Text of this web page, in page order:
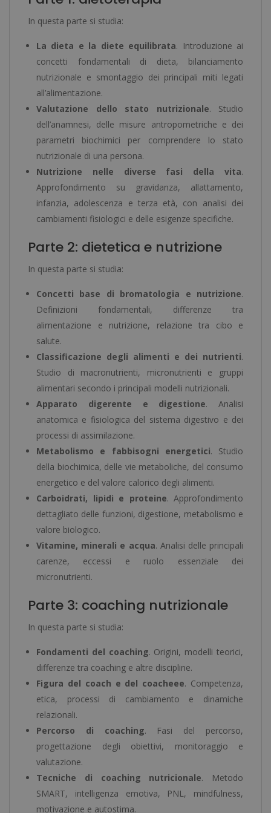
In questa parte si studia:
La dieta e la diete equilibrata. Introduzione ai
concetti fondamentali di dieta, bilanciamento
nutrizionale e smontaggio dei principali miti legati
all’alimentazione.
Valutazione dello stato nutrizionale. Studio
dell’anamnesi, delle misure antropometriche e dei
parametri biochimici per comprendere lo stato
nutrizionale di una persona.
Nutrizione nelle diverse fasi della vita.
Approfondimento su gravidanza, allattamento,
infanzia, adolescenza e terza età, con analisi dei
cambiamenti fisiologici e delle esigenze specifiche.
Parte 2: dietetica e nutrizione
In questa parte si studia:
Concetti base di bromatologia e nutrizione.
Definizioni fondamentali, differenze tra
alimentazione e nutrizione, relazione tra cibo e
salute.
Classificazione degli alimenti e dei nutrienti.
Studio di macronutrienti, micronutrienti e gruppi
alimentari secondo i principali modelli nutrizionali.
Apparato digerente e digestione. Analisi
anatomica e fisiologica del sistema digestivo e dei
processi di assimilazione.
Metabolismo e fabbisogni energetici. Studio
della biochimica, delle vie metaboliche, del consumo
energetico e del valore calorico degli alimenti.
Carboidrati, lipidi e proteine. Approfondimento
dettagliato delle funzioni, digestione, metabolismo e
valore biologico.
Vitamine, minerali e acqua. Analisi delle principali
carenze, eccessi e ruolo essenziale dei
micronutrienti.
Parte 3: coaching nutrizionale
In questa parte si studia:
Fondamenti del coaching. Origini, modelli teorici,
differenze tra coaching e altre discipline.
Figura del coach e del coacheee. Competenza,
etica, processi di cambiamento e dinamiche
relazionali.
Percorso di coaching. Fasi del percorso,
progettazione degli obiettivi, monitoraggio e
valutazione.
Tecniche di coaching nutricionale. Metodo
SMART, intelligenza emotiva, PNL, mindfulness,
motivazione e autostima.